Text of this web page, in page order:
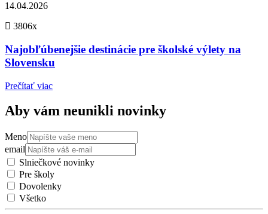
14.04.2026
3806x
Najobľúbenejšie destinácie pre školské výlety na
Slovensku
Prečítať viac
Aby vám neunikli novinky
Meno
email
Slniečkové novinky
Pre školy
Dovolenky
Všetko